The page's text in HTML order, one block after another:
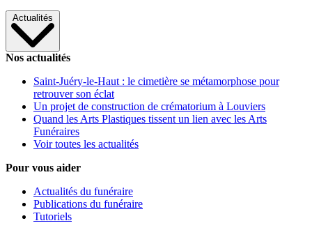
Actualités
Nos actualités
Saint-Juéry-le-Haut : le cimetière se métamorphose pour
retrouver son éclat
Un projet de construction de crématorium à Louviers
Quand les Arts Plastiques tissent un lien avec les Arts
Funéraires
Voir toutes les actualités
Pour vous aider
Actualités du funéraire
Publications du funéraire
Tutoriels